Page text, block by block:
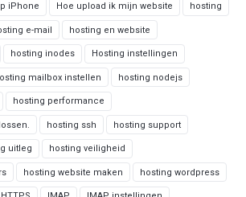
iPhone Hoe upload ik mijn website hosting
e-mail hosting en website
hosting inodes Hosting instellingen
mailbox instellen hosting nodejs
hosting performance
hosting ssh hosting support
uitleg hosting veiligheid
hosting website maken hosting wordpress